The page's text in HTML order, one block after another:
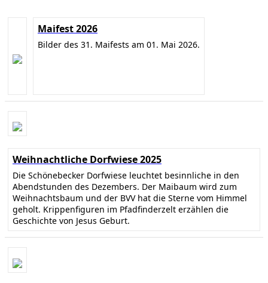
Maifest 2026
Bilder des 31. Maifests am 01. Mai 2026.
Weihnachtliche Dorfwiese 2025
Die Schönebecker Dorfwiese leuchtet besinnliche in den
Abendstunden des Dezembers. Der Maibaum wird zum
Weihnachtsbaum und der BVV hat die Sterne vom Himmel
geholt. Krippenfiguren im Pfadfinderzelt erzählen die
Geschichte von Jesus Geburt.